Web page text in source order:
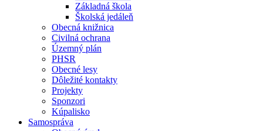
Základná škola
Školská jedáleň
Obecná knižnica
Civilná ochrana
Územný plán
PHSR
Obecné lesy
Dôležité kontakty
Projekty
Sponzori
Kúpalisko
Samospráva